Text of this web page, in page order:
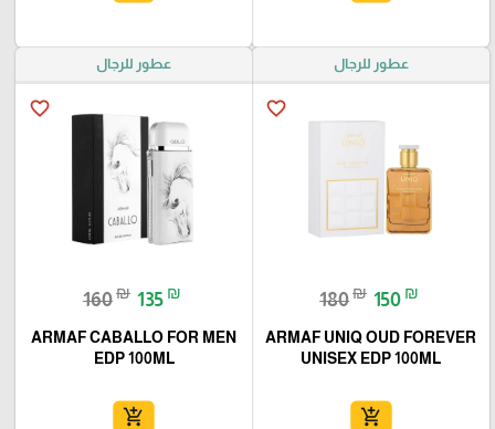
عطور للرجال
favorite_border
180₪ 150 ₪
ARMAF UNIQ OUD FOREVER
UNISEX EDP 100ML
add_shopping_cart
عطور للرجال
favorite_border
160₪ 135 ₪
ARMAF CABALLO FOR MEN
EDP 100ML
add_shopping_cart